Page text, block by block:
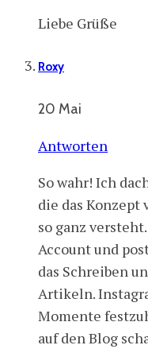
Liebe Grüße
Roxy
20 Mai
Antworten
So wahr! Ich
die das Konzept
so ganz
Account und
das Schreiben
Artikeln.
Momente
auf den Blog